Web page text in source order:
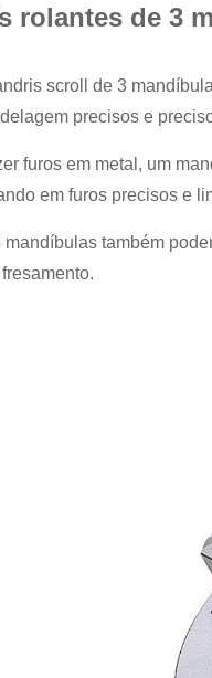
rolantes de 3
scroll de 3
precisos e
furos em metal, um
em furos precisos e
também